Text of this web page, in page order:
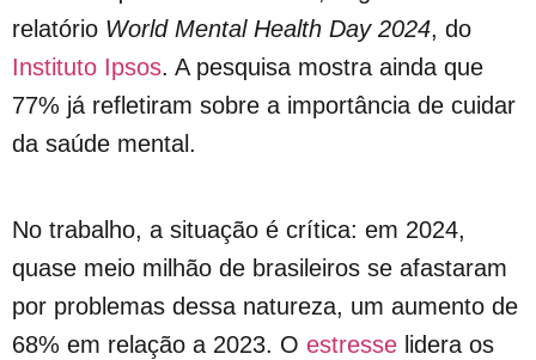
relatório World Mental Health Day 2024, do
Instituto Ipsos. A pesquisa mostra ainda que
77% já refletiram sobre a importância de cuidar
da saúde mental.
No trabalho, a situação é crítica: em 2024,
quase meio milhão de brasileiros se afastaram
por problemas dessa natureza, um aumento de
68% em relação a 2023. O estresse lidera os